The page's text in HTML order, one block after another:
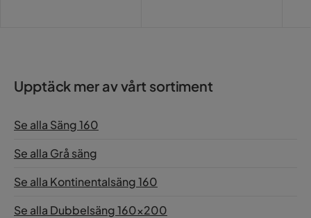
Upptäck mer av vårt sortiment
Se alla Säng 160
Se alla Grå säng
Se alla Kontinentalsäng 160
Se alla Dubbelsäng 160x200